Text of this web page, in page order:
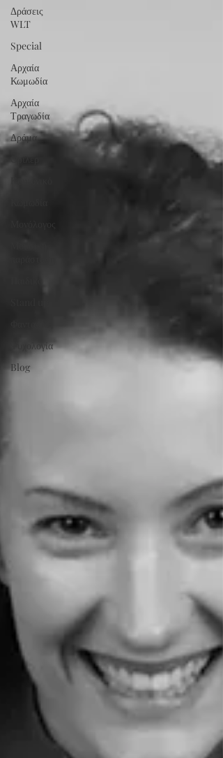
Δράσεις
WLT
Special
Αρχαία
Κωμωδία
Αρχαία
Τραγωδία
Δράμα
Ψυχολογία
Blog